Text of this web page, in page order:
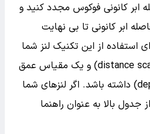
ابر کانونی فوکوس مجدد کنید و
ابر کانونی تا بی نهایت
استفاده از این تکنیک لنز شما
باید یک مقیاس فاصله (distance scale) و یک مقیاس عمق
میدان (depth of field scale) داشته باشد. اگر لنزهای شما
جدول بالا به عنوان راهنما